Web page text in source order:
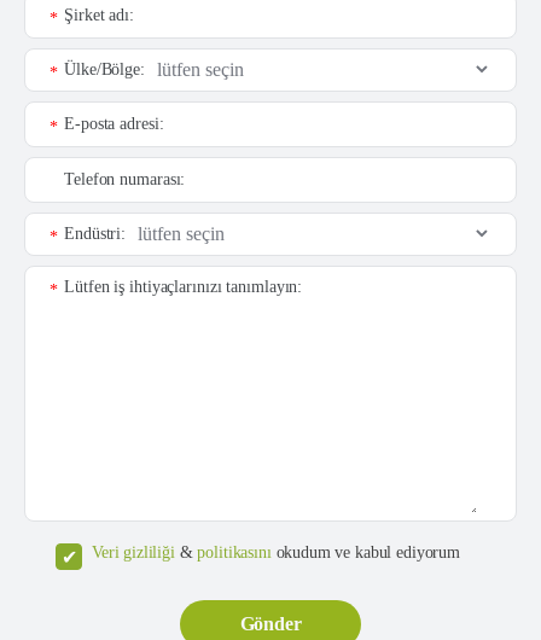
Şirket adı:
*
Ülke/Bölge:
*
E-posta adresi:
*
Telefon numarası:
Endüstri:
*
Lütfen iş ihtiyaçlarınızı tanımlayın:
*
Veri gizliliği&politikasınıokudum ve kabul ediyorum